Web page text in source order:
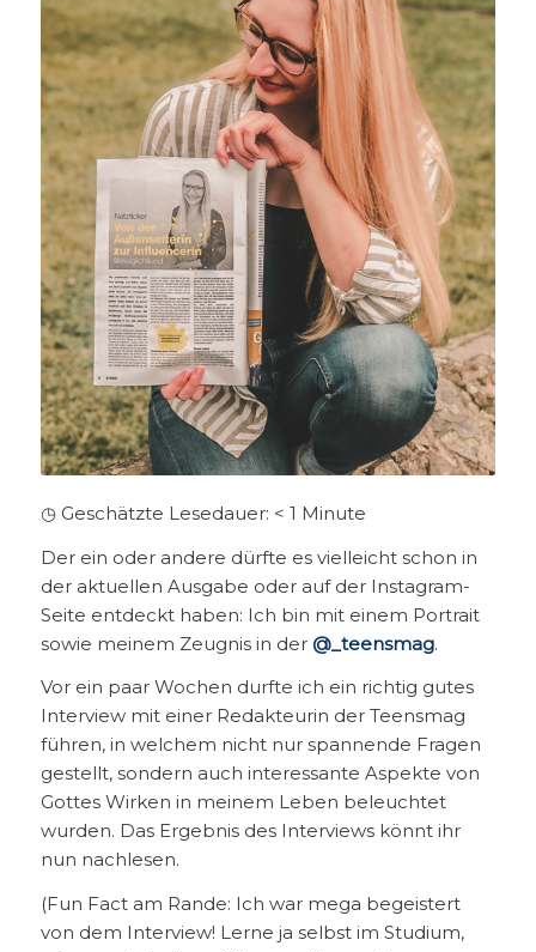
◷ Geschätzte Lesedauer: < 1 Minute
Der ein oder andere dürfte es vielleicht schon in
der aktuellen Ausgabe oder auf der Instagram-
Seite entdeckt haben: Ich bin mit einem Portrait
sowie meinem Zeugnis in der @_teensmag.
Vor ein paar Wochen durfte ich ein richtig gutes
Interview mit einer Redakteurin der Teensmag
führen, in welchem nicht nur spannende Fragen
gestellt, sondern auch interessante Aspekte von
Gottes Wirken in meinem Leben beleuchtet
wurden. Das Ergebnis des Interviews könnt ihr
nun nachlesen.
(Fun Fact am Rande: Ich war mega begeistert
von dem Interview! Lerne ja selbst im Studium,